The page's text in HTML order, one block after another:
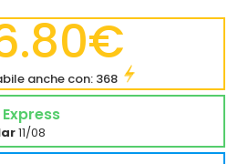
anche con: 368
11/08